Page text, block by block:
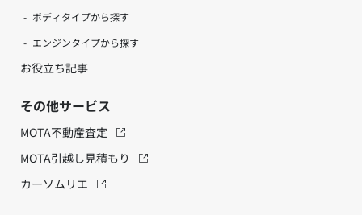
ボディタイプから探す
エンジンタイプから探す
お役立ち記事
その他サービス
MOTA不動産査定
MOTA引越し見積もり
カーソムリエ